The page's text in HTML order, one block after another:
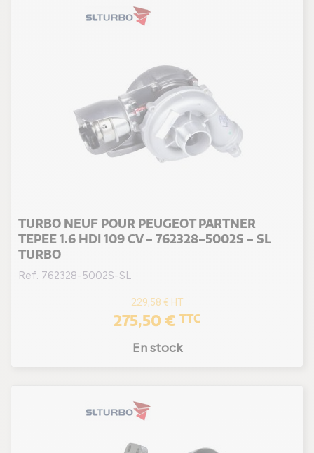
TURBO NEUF POUR PEUGEOT PARTNER
TEPEE 1.6 HDI 109 CV - 762328-5002S - SL
TURBO
Ref. 762328-5002S-SL
229,58 € HT
275,50 € TTC
En stock